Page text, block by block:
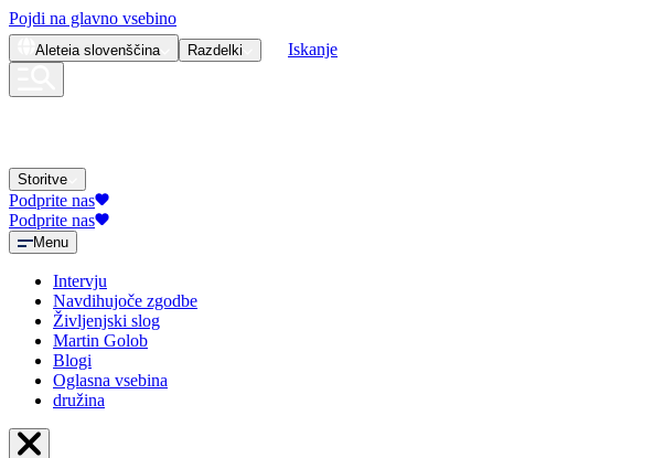
Pojdi na glavno vsebino
Aleteia slovenščina Razdelki Iskanje
Storitve
Podprite nas
Podprite nas
Menu
Intervju
Navdihujoče zgodbe
Življenjski slog
Martin Golob
Blogi
Oglasna vsebina
družina